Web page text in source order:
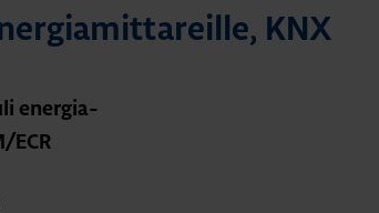
KNX
ener­gia­
ECR